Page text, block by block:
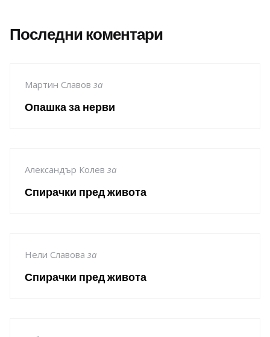
Последни коментари
Мартин Славов за
Опашка за нерви
Александър Колев за
Спирачки пред живота
Нели Славова за
Спирачки пред живота